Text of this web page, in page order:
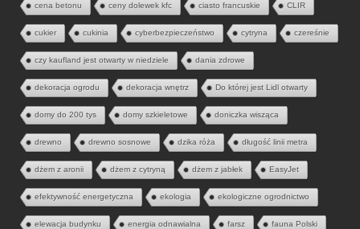
cena betonu ceny dolewek kfc ciasto francuskie CLIR
cukier cukinia cyberbezpieczeństwo cytryna czereśnie
czy kaufland jest otwarty w niedziele dania zdrowe
dekoracja ogrodu dekoracja wnętrz Do której jest Lidl otwarty
domy do 200 tys domy szkieletowe doniczka wisząca
drewno drewno sosnowe dzika róża długość linii metra
dżem z aronii dżem z cytryną dżem z jabłek EasyJet
efektywność energetyczna ekologia ekologiczne ogrodnictwo
elewacja budynku energia odnawialna farsz fauna Polski